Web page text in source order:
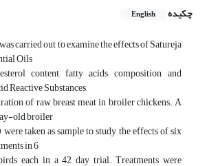
چکیده
English
carried out to examine the effects of Satureja
Oils
content, fatty acids composition, and
Substances,
of raw breast meat in broiler chickens. A
old broiler
taken as sample to study the effects of six
in 6
each, in a 42 day trial. Treatments were